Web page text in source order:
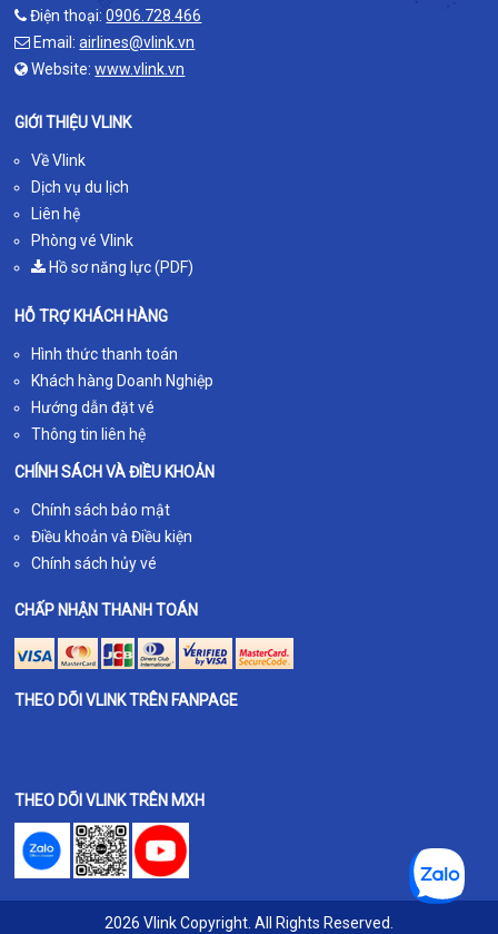
Điện thoại:0906.728.466
Email:airlines@vlink.vn
Website:www.vlink.vn
GIỚI THIỆU VLINK
Về Vlink
Dịch vụ du lịch
Liên hệ
Phòng vé Vlink
Hồ sơ năng lực (PDF)
HỖ TRỢ KHÁCH HÀNG
Hình thức thanh toán
Khách hàng Doanh Nghiệp
Hướng dẫn đặt vé
Thông tin liên hệ
CHÍNH SÁCH VÀ ĐIỀU KHOẢN
Chính sách bảo mật
Điều khoản và Điều kiện
Chính sách hủy vé
CHẤP NHẬN THANH TOÁN
THEO DÕI VLINK TRÊN FANPAGE
THEO DÕI VLINK TRÊN MXH
2026 Vlink Copyright. All Rights Reserved.